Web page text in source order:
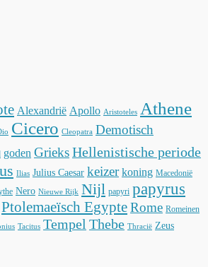
Alexandrië Apollo Aristoteles Athene
Cicero Cleopatra Demotisch
goden GrieksHellenistische periode
Ilias Julius Caesar keizer koning Macedonië
Nero Nieuwe Rijk Nijl papyri papyrus
Ptolemaeïsch EgypteRome Romeinen
Tacitus Tempel Thebe Thracië Zeus